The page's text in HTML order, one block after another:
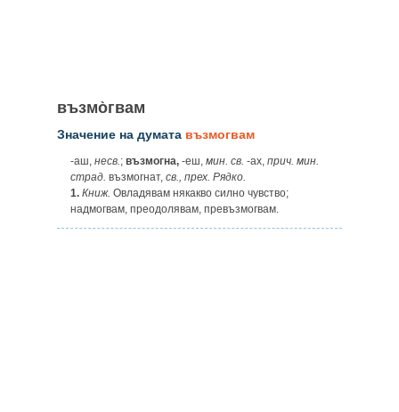
възмо̀гвам
Значение на думата възмогвам
-аш, несв.; възмогна, ‑еш, мин. св. -ах, прич. мин.
страд. възмогнат, св., прех. Рядко.
1. Книж. Овладявам някакво силно чувство;
надмогвам, преодолявам, превъзмогвам.